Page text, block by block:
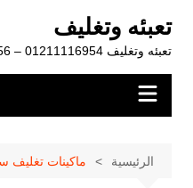
المحتوى
تعبئه وتغليف
تعبئه وتغليف 01211116954 – 01211116956 – 01211116958
الرئيسية ماكينات تغليف